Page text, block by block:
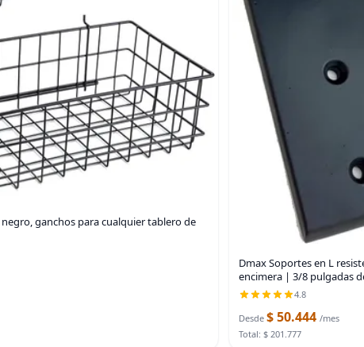
ganchos para cualquier tablero de
Dmax Soportes en L
encimera | 3/8 pulgadas
4.8
Desde $ 50.444 /mes
Total: $ 201.777